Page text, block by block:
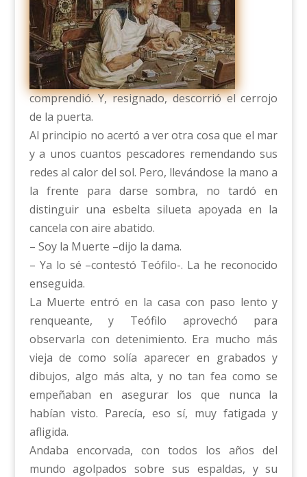
comprendió. Y, resignado, descorrió el cerrojo
de la puerta.
Al principio no acertó a ver otra cosa que el mar
y a unos cuantos pescadores remendando sus
redes al calor del sol. Pero, llevándose la mano a
la frente para darse sombra, no tardó en
distinguir una esbelta silueta apoyada en la
cancela con aire abatido.
– Soy la Muerte –dijo la dama.
– Ya lo sé –contestó Teófilo-. La he reconocido
enseguida.
La Muerte entró en la casa con paso lento y
renqueante, y Teófilo aprovechó para
observarla con detenimiento. Era mucho más
vieja de como solía aparecer en grabados y
dibujos, algo más alta, y no tan fea como se
empeñaban en asegurar los que nunca la
habían visto. Parecía, eso sí, muy fatigada y
afligida.
Andaba encorvada, con todos los años del
mundo agolpados sobre sus espaldas, y su